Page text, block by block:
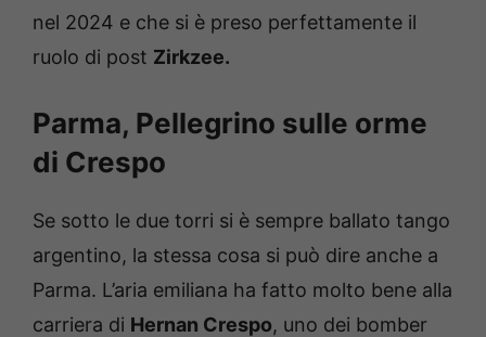
nel 2024 e che si è preso perfettamente il
ruolo di post Zirkzee.
Parma, Pellegrino sulle orme
di Crespo
Se sotto le due torri si è sempre ballato tango
argentino, la stessa cosa si può dire anche a
Parma. L’aria emiliana ha fatto molto bene alla
carriera di Hernan Crespo, uno dei bomber